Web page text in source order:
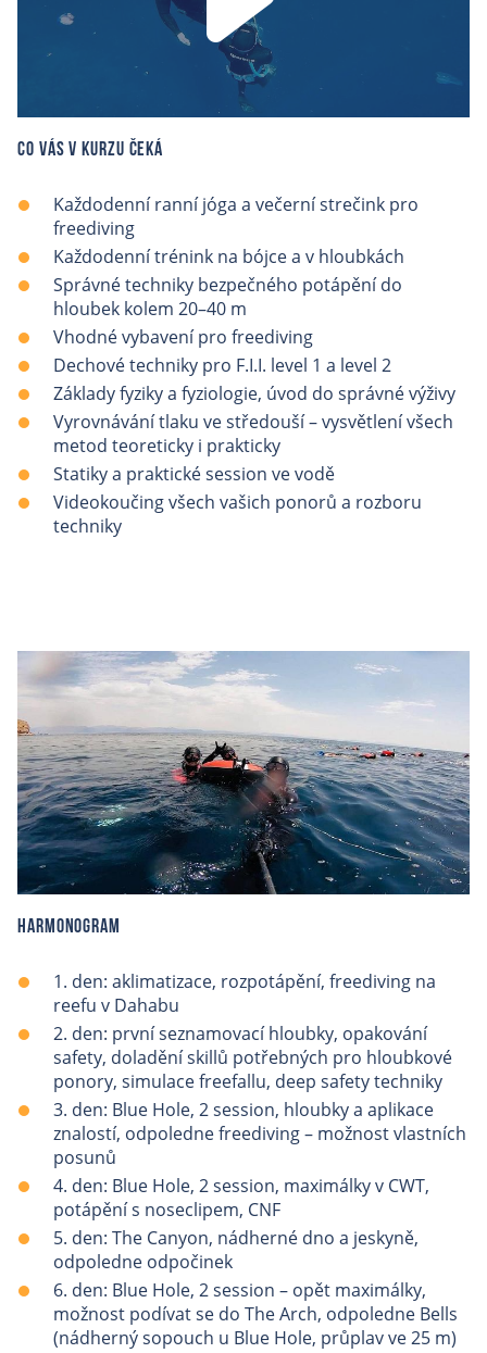
Co vás v kurzu čeká
Každodenní ranní jóga a večerní strečink pro
freediving
Každodenní trénink na bójce a v hloubkách
Správné techniky bezpečného potápění do
hloubek kolem 20–40 m
Vhodné vybavení pro freediving
Dechové techniky pro F.I.I. level 1 a level 2
Základy fyziky a fyziologie, úvod do správné výživy
Vyrovnávání tlaku ve středouší – vysvětlení všech
metod teoreticky i prakticky
Statiky a praktické session ve vodě
Videokoučing všech vašich ponorů a rozboru
techniky
Harmonogram
1. den: aklimatizace, rozpotápění, freediving na
reefu v Dahabu
2. den: první seznamovací hloubky, opakování
safety, doladění skillů potřebných pro hloubkové
ponory, simulace freefallu, deep safety techniky
3. den: Blue Hole, 2 session, hloubky a aplikace
znalostí, odpoledne freediving – možnost vlastních
posunů
4. den: Blue Hole, 2 session, maximálky v CWT,
potápění s noseclipem, CNF
5. den: The Canyon, nádherné dno a jeskyně,
odpoledne odpočinek
6. den: Blue Hole, 2 session – opět maximálky,
možnost podívat se do The Arch, odpoledne Bells
(nádherný sopouch u Blue Hole, průplav ve 25 m)